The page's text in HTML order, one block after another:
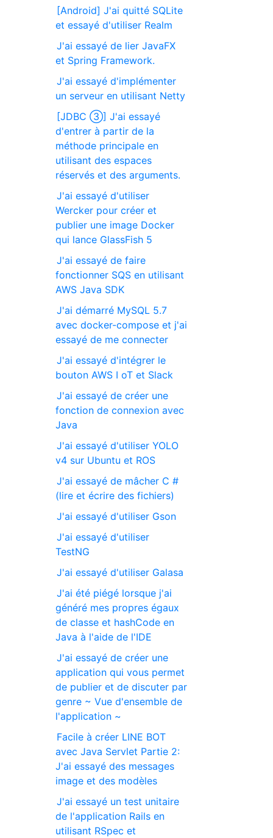
[Android] J'ai quitté SQLite
et essayé d'utiliser Realm
J'ai essayé de lier JavaFX
et Spring Framework.
J'ai essayé d'implémenter
un serveur en utilisant Netty
[JDBC ③] J'ai essayé
d'entrer à partir de la
méthode principale en
utilisant des espaces
réservés et des arguments.
J'ai essayé d'utiliser
Wercker pour créer et
publier une image Docker
qui lance GlassFish 5
J'ai essayé de faire
fonctionner SQS en utilisant
AWS Java SDK
J'ai démarré MySQL 5.7
avec docker-compose et j'ai
essayé de me connecter
J'ai essayé d'intégrer le
bouton AWS I oT et Slack
J'ai essayé de créer une
fonction de connexion avec
Java
J'ai essayé d'utiliser YOLO
v4 sur Ubuntu et ROS
J'ai essayé de mâcher C #
(lire et écrire des fichiers)
J'ai essayé d'utiliser Gson
J'ai essayé d'utiliser
TestNG
J'ai essayé d'utiliser Galasa
J'ai été piégé lorsque j'ai
généré mes propres égaux
de classe et hashCode en
Java à l'aide de l'IDE
J'ai essayé de créer une
application qui vous permet
de publier et de discuter par
genre ~ Vue d'ensemble de
l'application ~
Facile à créer LINE BOT
avec Java Servlet Partie 2:
J'ai essayé des messages
image et des modèles
J'ai essayé un test unitaire
de l'application Rails en
utilisant RSpec et